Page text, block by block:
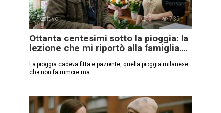
Positivo 0 730
Ottanta centesimi sotto la pioggia: la
lezione che mi riportò alla famiglia….
La pioggia cadeva fitta e paziente, quella pioggia milanese
che non fa rumore ma